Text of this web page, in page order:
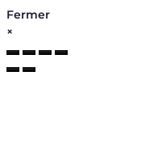
Fermer
×